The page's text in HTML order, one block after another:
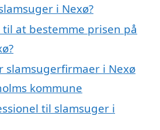
i Nexø?
at bestemme prisen på
slamsugerfirmaer i Nexø
kommune
til slamsuger i